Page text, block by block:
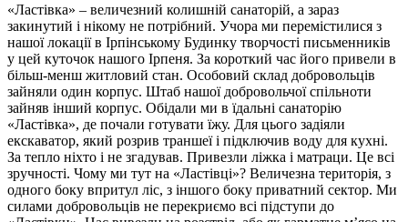
«Ластівка» – величезний колишній санаторій, а зараз
закинутий і нікому не потрібний. Учора ми перемістилися з
нашої локації в Ірпінському Будинку творчості письменників
у цей куточок нашого Ірпеня. За короткий час його привели в
більш-менш житловий стан. Особовий склад добровольців
зайняли один корпус. Штаб нашої добровольчої спільноти
зайняв інший корпус. Обідали ми в їдальні санаторію
«Ластівка», де почали готувати їжу. Для цього задіяли
екскаватор, який розрив траншеї і підключив воду для кухні.
За тепло ніхто і не згадував. Привезли ліжка і матраци. Це всі
зручності. Чому ми тут на «Ластівці»? Величезна територія, з
одного боку впритул ліс, з іншого боку приватний сектор. Ми
силами добровольців не перекриємо всі підступи до